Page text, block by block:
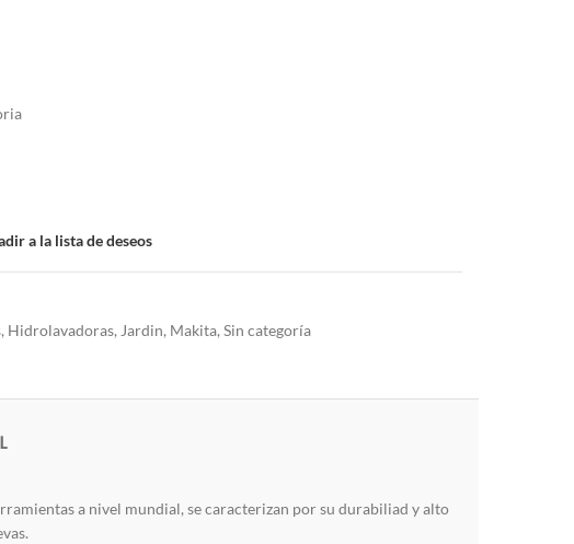
a la lista de deseos
, Hidrolavadoras, Jardin, Makita, Sin categoría
a nivel mundial, se caracterizan por su durabiliad y alto